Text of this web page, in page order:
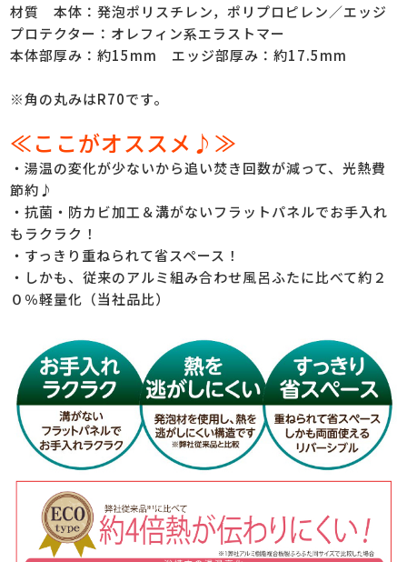
材質 本体：発泡ポリスチレン，ポリプロピレン／エッジ
プロテクター：オレフィン系エラストマー
本体部厚み：約15mm エッジ部厚み：約17.5mm
※角の丸みはR70です。
≪ここがオススメ♪≫
・湯温の変化が少ないから追い焚き回数が減って、光熱費
節約♪
・抗菌・防カビ加工＆溝がないフラットパネルでお手入れ
もラクラク！
・すっきり重ねられて省スペース！
・しかも、従来のアルミ組み合わせ風呂ふたに比べて約２
０％軽量化（当社品比）